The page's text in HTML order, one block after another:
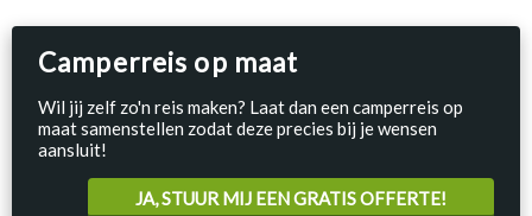
Camperreis op maat
Wil jij zelf zo'n reis maken? Laat dan een camperreis op
maat samenstellen zodat deze precies bij je wensen
aansluit!
JA, STUUR MIJ EEN GRATIS OFFERTE!